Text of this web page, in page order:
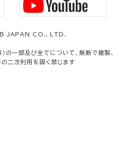
JAPAN CO., LTD.
の一部及び全てについて、無断で複製、
の二次利用を固く禁じます